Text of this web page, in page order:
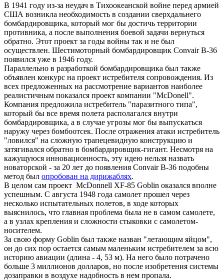
В 1941 году из-за неудач в Тихоокеанской войне перед армией
США возникла необходимость в создании сверхдальнего
бомбардировщика, который мог бы достичь территории
противника, а после выполнения боевой задачи вернуться
обратно. Этот проект за годы войны так и не был
осуществлен. Шестимоторный бомбардировщик Convair B-36
появился уже в 1946 году.
Параллельно в разработкой бомбардировщика был также
объявлен конкурс на проект истребителя сопровождения. Из
всех предложенных на рассмотрение вариантов наиболее
реалистичным показался проект компании "McDonell".
Компания предложила истребитель "паразитного типа",
который бы все время полета располагался внутри
бомбардировщика, а в случае угрозы мог бы выпускаться
наружу через бомбоотсек. После отражения атаки истребитель
"ловился" на сложную трапецевидную конструкцию и
затягивался обратно в бомбардировщик-гигант. Несмотря на
кажущуюся инновационность, эту идею нельзя назвать
новаторской - за 20 лет до появления Convair B-36 подобны
метод был опробован на дирижаблях.
В целом сам проект McDonnell XF-85 Goblin оказался вполне
успешным. С августа 1948 года самолет прошел через
несколько испытательных полетов, в ходе которых
выяснилось, что главная проблема была не в самом самолете,
а в узлах крепления и сложности стыковки с самолетом-
носителем.
За свою форму Goblin был также назван "летающим яйцом",
он до сих пор остается самым маленьким истребителем за всю
историю авиации (длина - 4, 53 м). На него было потрачено
больше 3 миллионов долларов, но после изобретения системы
дозаправки в воздухе надобность в нем пропала.